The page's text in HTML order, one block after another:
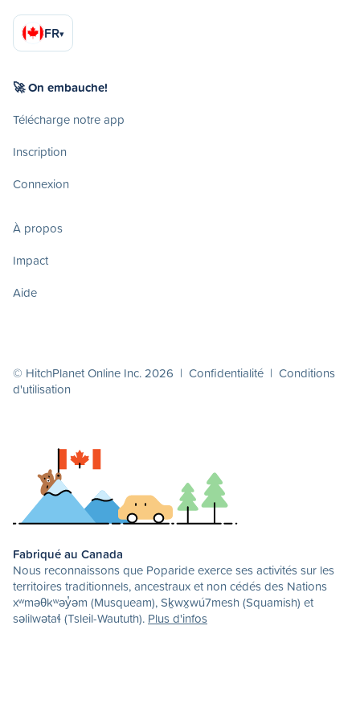
FR▾
🚀 On embauche!
Télécharge notre app
Inscription
Connexion
À propos
Impact
Aide
© HitchPlanet Online Inc. 2026 | Confidentialité | Conditions
d'utilisation
Fabriqué au Canada
Nous reconnaissons que Poparide exerce ses activités sur les
territoires traditionnels, ancestraux et non cédés des Nations
xʷməθkʷəy̓əm (Musqueam), Sḵwx̱wú7mesh (Squamish) et
səlilwətaɬ (Tsleil-Waututh). Plus d'infos